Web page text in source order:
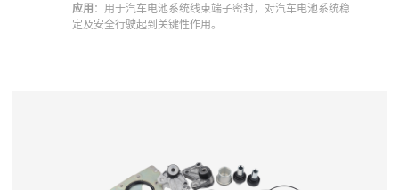
应用 ：用于汽车电池系统线束端子密封，对汽车电池系统稳
定及安全行驶起到关键性作用。